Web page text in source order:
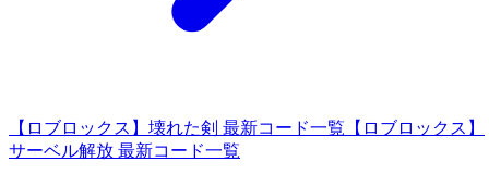
【ロブロックス】壊れた剣 最新コード一覧 【ロブロックス】
サーベル解放 最新コード一覧